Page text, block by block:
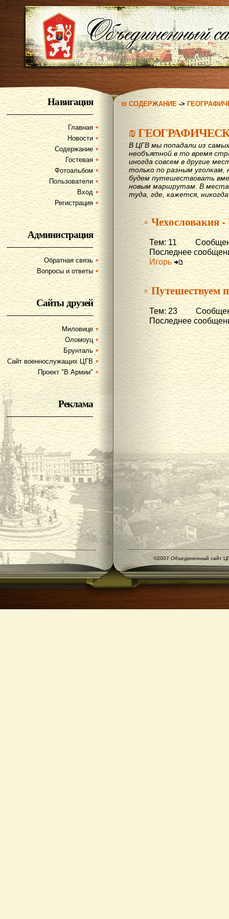
Навигация
Главная
Новости
Содержание
Гостевая
Фотоальбом
Пользователи
Вход
Регистрация
Администрация
Обратная связь
Вопросы и ответы
Сайты друзей
Миловице
Оломоуц
Брунталь
Сайт военнослужащих ЦГВ
Проект "В Армии"
Реклама
₪ СОДЕРЖАНИЕ->
₪
В ЦГВ мы попадали из
необъятной в то время
иногда совсем в другие
только по разным
будем путешествовать
новым маршрутам. В
туда, где, кажется,
▫ Чехословакия
Тем: 11
Последнее
Игорь
▫ Путешествуем
Тем: 23
Последнее
©2007 Объединенный сайт